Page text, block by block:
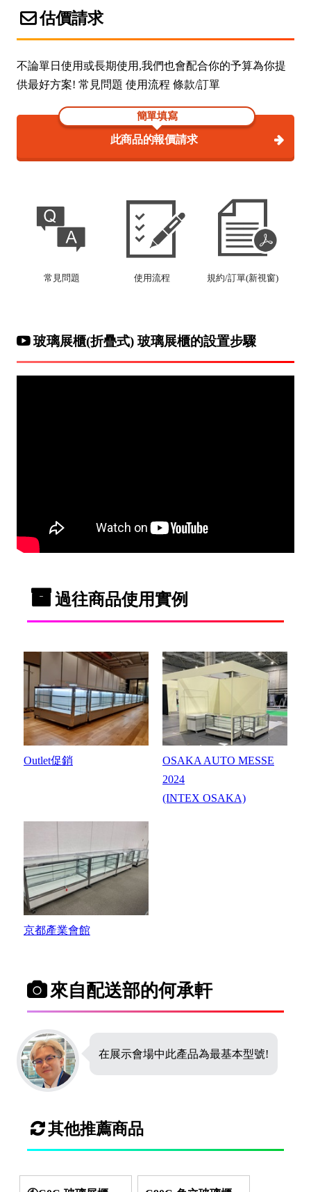
估價請求
不論單日使用或長期使用,我們也會配合你的予算為你提
供最好方案! 常見問題 使用流程 條款/訂單
簡單填寫
此商品的報價請求
常見問題 使用流程 規約/訂單(新視窗)
玻璃展櫃(折疊式) 玻璃展櫃的設置步驟
過往商品使用實例
Outlet促銷
OSAKA AUTO MESSE
2024
(INTEX OSAKA)
京都產業會館
來自配送部的何承軒
在展示會場中此產品為最基本型號!
其他推薦商品